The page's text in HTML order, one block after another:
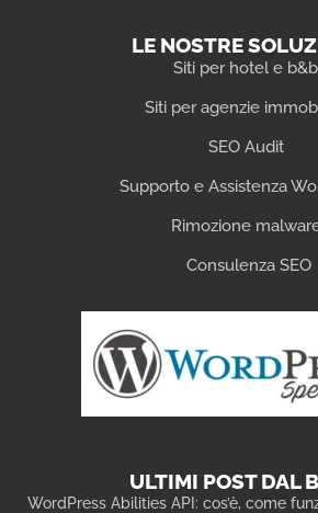
LE NOSTRE
Siti per hotel e b&b
Siti per agenzie
SEO Audit
Supporto e Assistenza
Rimozione
Consulenza SEO
ULTIMI POST DAL
WordPress Abilities API: cos’è, come